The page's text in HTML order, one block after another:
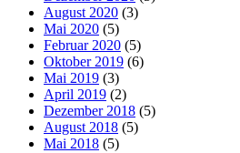
August 2020 (3)
Mai 2020 (5)
Februar 2020 (5)
Oktober 2019 (6)
Mai 2019 (3)
April 2019 (2)
Dezember 2018 (5)
August 2018 (5)
Mai 2018 (5)